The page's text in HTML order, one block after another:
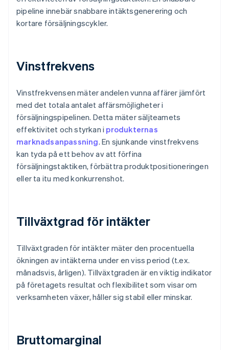
pipeline innebär snabbare intäktsgenerering och
kortare försäljningscykler.
Vinstfrekvens
Vinstfrekvensen mäter andelen vunna affärer jämfört
med det totala antalet affärsmöjligheter i
försäljningspipelinen. Detta mäter säljteamets
effektivitet och styrkan i produkternas
marknadsanpassning. En sjunkande vinstfrekvens
kan tyda på ett behov av att förfina
försäljningstaktiken, förbättra produktpositioneringen
eller ta itu med konkurrenshot.
Tillväxtgrad för intäkter
Tillväxtgraden för intäkter mäter den procentuella
ökningen av intäkterna under en viss period (t.ex.
månadsvis, årligen). Tillväxtgraden är en viktig indikator
på företagets resultat och flexibilitet som visar om
verksamheten växer, håller sig stabil eller minskar.
Bruttomarginal